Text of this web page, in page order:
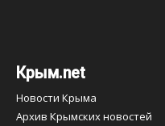
Крым.net
Новости Крыма
Архив Крымских новостей